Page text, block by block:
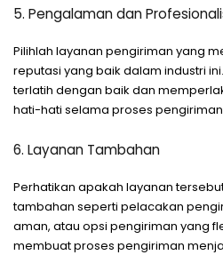
5. Pengalaman dan
Pilihlah layanan pengiriman yang
reputasi yang baik dalam industri
terlatih dengan baik dan
hati-hati selama proses
6. Layanan Tambahan
Perhatikan apakah layanan
tambahan seperti pelacakan
aman, atau opsi pengiriman yang
membuat proses pengiriman